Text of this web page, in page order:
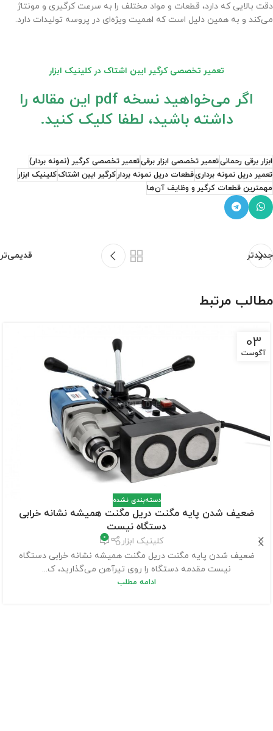
دقت بالایی که دارد، قطعات و مواد مختلف را به سرعت کرگیری و مونتاژ
می‌کند و به همین دلیل است که اهمیت ویژه‌ای در پروسه تولیدات دارد.
تعمیر تخصصی کرگیر ایبن اشتاک در کلینیک ابزار
اگر می‌خواهید نسخه pdf این مقاله را
داشته باشید، لطفا کلیک کنید.
ابزار برقی رحمانیتعمیر تخصصی ابزار برقیتعمیر تخصصی کرگیر (نمونه بردار)
تعمیر دریل نمونه برداریقطعات دریل نمونه بردارکرگیر ایبن اشتاککلینیک ابزار
مهمترین قطعات کرگیر و وظایف آن‌ها
جدیدتر قدیمی‌تر
مطالب مرتبط
03
آگوست
دسته‌بندی نشده
ضعیف شدن پایه مگنت دریل مگنت همیشه نشانه خرابی
دستگاه نیست
کلینیک ابزار 0
ضعیف شدن پایه مگنت دریل مگنت همیشه نشانه خرابی دستگاه
نیست مقدمه دستگاه را روی تیرآهن می‌گذارید، ک...
ادامه مطلب